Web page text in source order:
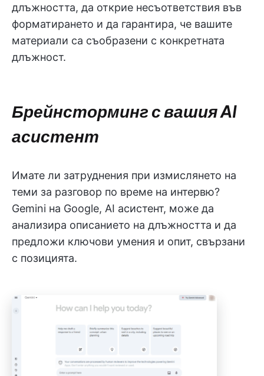
длъжността, да открие несъответствия във
форматирането и да гарантира, че вашите
материали са съобразени с конкретната
длъжност.
Брейнсторминг с вашия AI
асистент
Имате ли затруднения при измислянето на
теми за разговор по време на интервю?
Gemini на Google, AI асистент, може да
анализира описанието на длъжността и да
предложи ключови умения и опит, свързани
с позицията.